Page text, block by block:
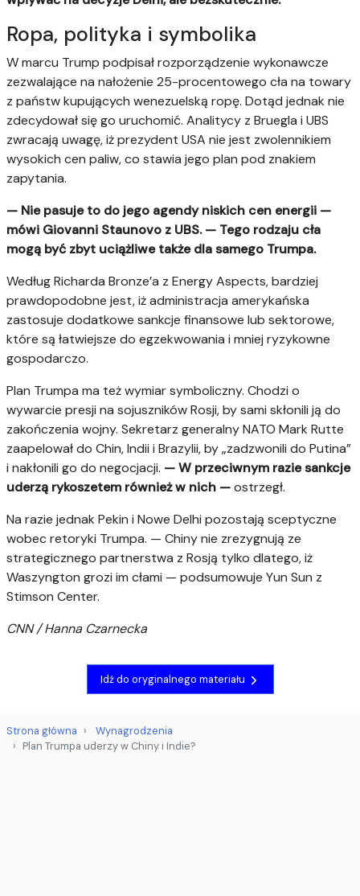
Ropa, polityka i symbolika
W marcu Trump podpisał rozporządzenie wykonawcze
zezwalające na nałożenie 25-procentowego cła na towary
z państw kupujących wenezuelską ropę. Dotąd jednak nie
zdecydował się go uruchomić. Analitycy z Bruegla i UBS
zwracają uwagę, iż prezydent USA nie jest zwolennikiem
wysokich cen paliw, co stawia jego plan pod znakiem
zapytania.
— Nie pasuje to do jego agendy niskich cen energii —
mówi Giovanni Staunovo z UBS. — Tego rodzaju cła
mogą być zbyt uciążliwe także dla samego Trumpa.
Według Richarda Bronze’a z Energy Aspects, bardziej
prawdopodobne jest, iż administracja amerykańska
zastosuje dodatkowe sankcje finansowe lub sektorowe,
które są łatwiejsze do egzekwowania i mniej ryzykowne
gospodarczo.
Plan Trumpa ma też wymiar symboliczny. Chodzi o
wywarcie presji na sojuszników Rosji, by sami skłonili ją do
zakończenia wojny. Sekretarz generalny NATO Mark Rutte
zaapelował do Chin, Indii i Brazylii, by „zadzwonili do Putina”
i nakłonili go do negocjacji. — W przeciwnym razie sankcje
uderzą rykoszetem również w nich —ostrzegł.
Na razie jednak Pekin i Nowe Delhi pozostają sceptyczne
wobec retoryki Trumpa. — Chiny nie zrezygnują ze
strategicznego partnerstwa z Rosją tylko dlatego, iż
Waszyngton grozi im cłami — podsumowuje Yun Sun z
Stimson Center.
CNN / Hanna Czarnecka
Idź do oryginalnego materiału
Strona główna
Wynagrodzenia
Plan Trumpa uderzy w Chiny i Indie?